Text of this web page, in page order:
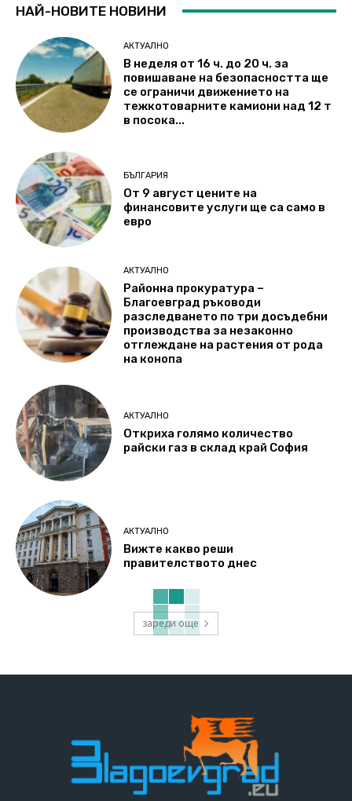
НАЙ-НОВИТЕ НОВИНИ
АКТУАЛНО
В неделя от 16 ч. до 20 ч. за
повишаване на безопасността ще
се ограничи движението на
тежкотоварните камиони над 12 т
в посока...
БЪЛГАРИЯ
От 9 август цените на
финансовите услуги ще са само в
евро
АКТУАЛНО
Районна прокуратура –
Благоевград ръководи
разследването по три досъдебни
производства за незаконно
отглеждане на растения от рода
на конопа
АКТУАЛНО
Откриха голямо количество
райски газ в склад край София
АКТУАЛНО
Вижте какво реши
правителството днес
зареди още